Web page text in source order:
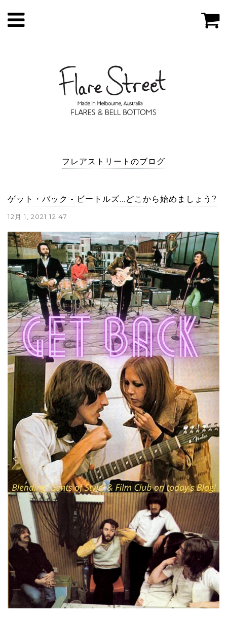
フレアストリートのブログ
ゲット・バック - ビートルズ...どこから始めましょう?
12月 1, 2021 12:47